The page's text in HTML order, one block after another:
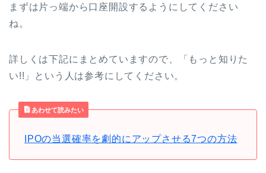
まずは片っ端から口座開設するようにしてください
ね。
詳しくは下記にまとめていますので、「もっと知りた
い!!」という人は参考にしてください。
あわせて読みたい
IPOの当選確率を劇的にアップさせる7つの方法